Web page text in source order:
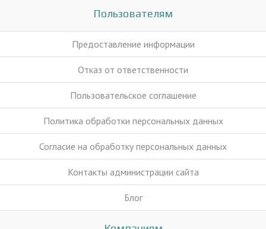
Пользователям
Предоставление информации
Отказ от ответственности
Пользовательское соглашение
Политика обработки персональных данных
Согласие на обработку персональных данных
Контакты администрации сайта
Блог